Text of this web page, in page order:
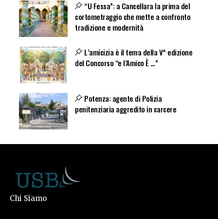
“U Fessa”: a Cancellara la prima del
cortometraggio che mette a confronto
tradizione e modernità
L’amicizia è il tema della V^ edizione
del Concorso “e l’Amico È …”
Potenza: agente di Polizia
penitenziaria aggredito in carcere
Chi Siamo